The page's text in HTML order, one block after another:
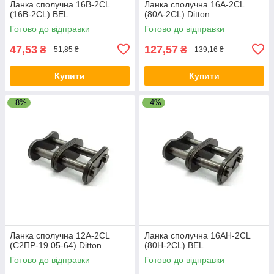
Ланка сполучна 16B-2CL
(16B-2CL) BEL
Готово до відправки
47,53 ₴ 51,85 ₴
Купити
Ланка сполучна 16A-2CL
(80A-2CL) Ditton
Готово до відправки
127,57 ₴ 139,16 ₴
Купити
–8%
Ланка сполучна 12A-2CL
(С2ПР-19.05-64) Ditton
Готово до відправки
–4%
Ланка сполучна 16AH-2CL
(80H-2CL) BEL
Готово до відправки